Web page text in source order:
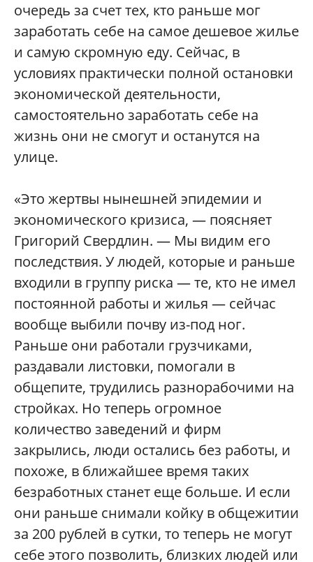
очередь за счет тех, кто раньше мог
заработать себе на самое дешевое жилье
и самую скромную еду. Сейчас, в
условиях практически полной остановки
экономической деятельности,
самостоятельно заработать себе на
жизнь они не смогут и останутся на
улице.
«Это жертвы нынешней эпидемии и
экономического кризиса, — поясняет
Григорий Свердлин. — Мы видим его
последствия. У людей, которые и раньше
входили в группу риска — те, кто не имел
постоянной работы и жилья — сейчас
вообще выбили почву из-под ног.
Раньше они работали грузчиками,
раздавали листовки, помогали в
общепите, трудились разнорабочими на
стройках. Но теперь огромное
количество заведений и фирм
закрылись, люди остались без работы, и
похоже, в ближайшее время таких
безработных станет еще больше. И если
они раньше снимали койку в общежитии
за 200 рублей в сутки, то теперь не могут
себе этого позволить, близких людей или